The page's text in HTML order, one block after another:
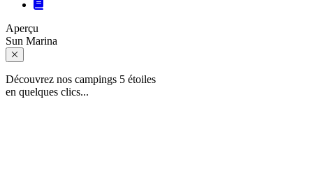
Aperçu
Sun Marina
Découvrez nos campings 5 étoiles
en quelques clics...